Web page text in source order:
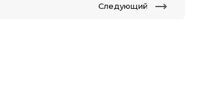
Следующий